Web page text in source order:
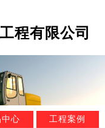
程有限公司
中心 工程案例